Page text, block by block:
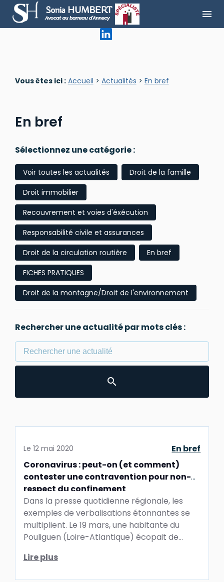
menu
Vous êtes ici : Accueil > Actualités > En bref
En bref
Sélectionnez une catégorie :
Voir toutes les actualités
Droit de la famille
Droit immobilier
Recouvrement et voies d'éxécution
Responsabilité civile et assurances
Droit de la circulation routière
En bref
FICHES PRATIQUES
Droit de la montagne/Droit de l'environnement
Rechercher une actualité par mots clés :
Le 12 mai 2020
En bref
Coronavirus : peut-on (et comment)
contester une contravention pour non-
respect du confinement
Dans la presse quotidienne régionale, les
exemples de verbalisations étonnantes se
multiplient. Le 19 mars, une habitante du
Pouliguen (Loire-Atlantique) écopait de
Lire plus
Panneau de gestion des cookies